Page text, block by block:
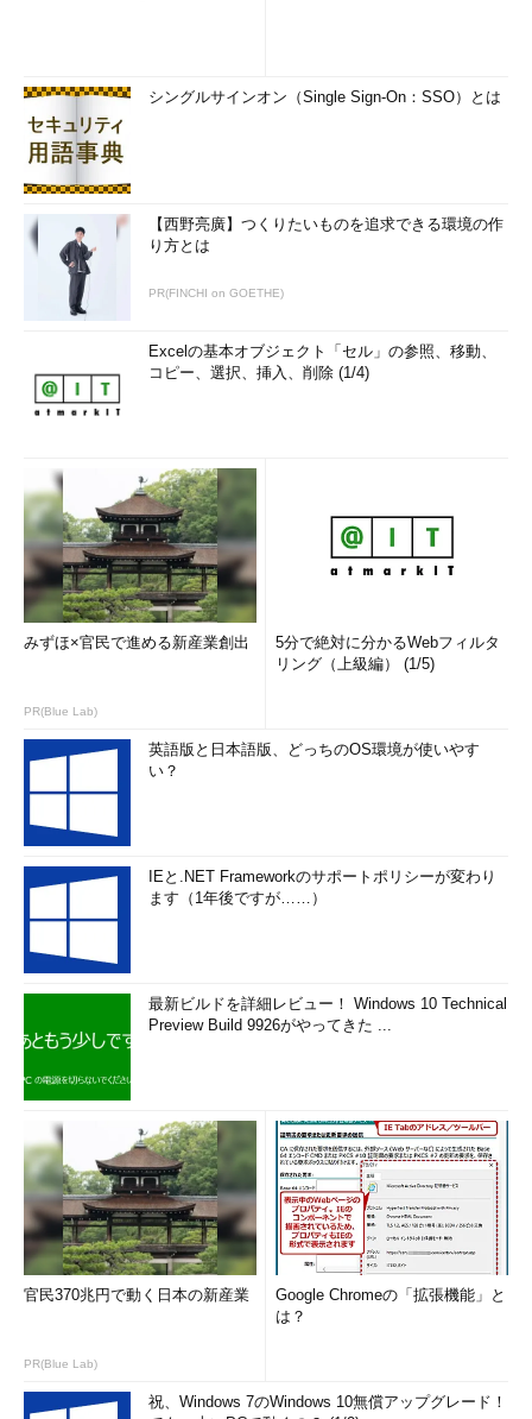
シングルサインオン（Single Sign-On：SSO）とは
【西野亮廣】つくりたいものを追求できる環境の作
り方とは
PR(FINCHI on GOETHE)
Excelの基本オブジェクト「セル」の参照、移動、
コピー、選択、挿入、削除 (1/4)
みずほ×官民で進める新産業創出
PR(Blue Lab)
5分で絶対に分かるWebフィルタ
リング（上級編） (1/5)
英語版と日本語版、どっちのOS環境が使いやす
い？
IEと.NET Frameworkのサポートポリシーが変わり
ます（1年後ですが……）
最新ビルドを詳細レビュー！ Windows 10 Technical
Preview Build 9926がやってきた ...
官民370兆円で動く日本の新産業
PR(Blue Lab)
Google Chromeの「拡張機能」と
は？
祝、Windows 7のWindows 10無償アップグレード！